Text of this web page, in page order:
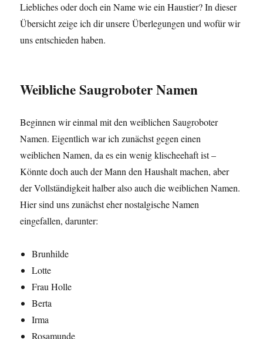
Liebliches oder doch ein Name wie ein Haustier? In dieser
Übersicht zeige ich dir unsere Überlegungen und wofür wir
uns entschieden haben.
Weibliche Saugroboter Namen
Beginnen wir einmal mit den weiblichen Saugroboter
Namen. Eigentlich war ich zunächst gegen einen
weiblichen Namen, da es ein wenig klischeehaft ist –
Könnte doch auch der Mann den Haushalt machen, aber
der Vollständigkeit halber also auch die weiblichen Namen.
Hier sind uns zunächst eher nostalgische Namen
eingefallen, darunter:
Brunhilde
Lotte
Frau Holle
Berta
Irma
Rosamunde